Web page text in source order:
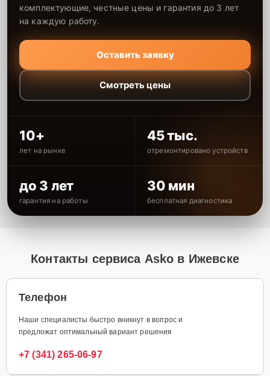
комплектующие, честные цены и гарантия до 3 лет
на каждую работу.
Оставить заявку
Смотреть цены
10+
лет на рынке
45 тыс.
отремонтировано устройств
до 3 лет
гарантия на работы
30 мин
бесплатная диагностика
Контакты сервиса Asko в Ижевске
Телефон
Наши специалисты быстро вникнут в вопрос и
предложат оптимальный вариант решения
+7 (341) 265-06-97